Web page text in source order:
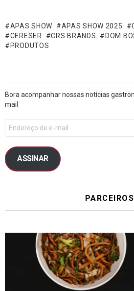
APAS SHOW APAS SHOW 2025
CERESER
CRS BRANDS DOM
PRODUTOS
Bora acompanhar nossas notícias
mail
ASSINAR
PARCEIROS